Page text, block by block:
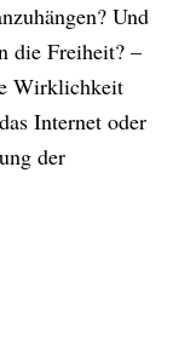
Und
die Freiheit? –
Wirklichkeit
Internet oder
der